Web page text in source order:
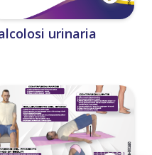
urinaria